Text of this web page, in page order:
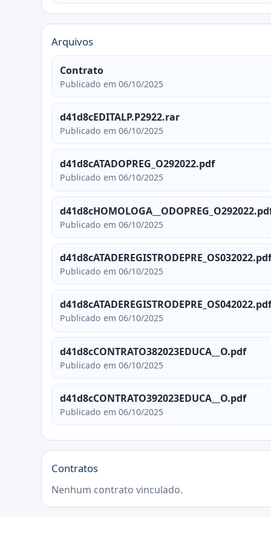
Arquivos
Contrato
Publicado em 06/10/2025
d41d8cEDITALP.P2922.rar
Publicado em 06/10/2025
d41d8cATADOPREG_O292022.pdf
Publicado em 06/10/2025
Publicado em 06/10/2025
d41d8cATADEREGISTRODEPRE_OS032022.pdf
Publicado em 06/10/2025
d41d8cATADEREGISTRODEPRE_OS042022.pdf
Publicado em 06/10/2025
d41d8cCONTRATO382023EDUCA__O.pdf
Publicado em 06/10/2025
d41d8cCONTRATO392023EDUCA__O.pdf
Publicado em 06/10/2025
Contratos
Nenhum contrato vinculado.